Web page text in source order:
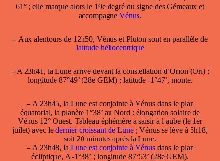
61° ; elle marque alors le 19e degré du signe des Gémeaux et
accompagne Vénus.
–Aux alentours de 12h50, Vénus et Pluton sont en parallèle de
latitude héliocentrique
–A 23h41, la Lune arrive devant la constellation d’Orion (Ori) ;
longitude 87°49’ (28e GEM) ; latitude -1°47’, monte.
–A 23h45, la Lune est conjointe à Vénusdans le plan
équatorial, la planète 1°38’ au Nord ; élongation solaire de
Vénus 12° Ouest. Tableau éphémère à saisir à l’aube (le 1er
juilet) avec le dernier croissant de Lune ; Vénus se lève à 5h18,
soit 20 minutes après la Lune.
–A 23h48, la Lune est conjointe à Vénusdans le plan
écliptique, Δ -1°38’ ; longitude 87°53’ (28e GEM).